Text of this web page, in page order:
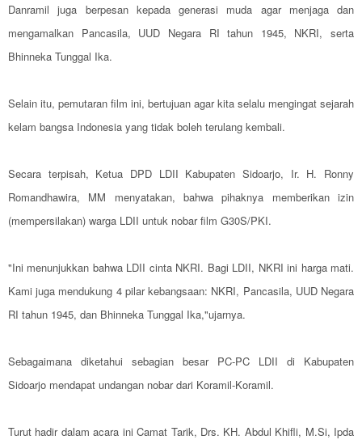
Danramil juga berpesan kepada generasi muda agar menjaga dan
mengamalkan Pancasila, UUD Negara RI tahun 1945, NKRI, serta
Bhinneka Tunggal Ika.
Selain itu, pemutaran film ini, bertujuan agar kita selalu mengingat sejarah
kelam bangsa Indonesia yang tidak boleh terulang kembali.
Secara terpisah, Ketua DPD LDII Kabupaten Sidoarjo, Ir. H. Ronny
Romandhawira, MM menyatakan, bahwa pihaknya memberikan izin
(mempersilakan) warga LDII untuk nobar film G30S/PKI.
"Ini menunjukkan bahwa LDII cinta NKRI. Bagi LDII, NKRI ini harga mati.
Kami juga mendukung 4 pilar kebangsaan: NKRI, Pancasila, UUD Negara
RI tahun 1945, dan Bhinneka Tunggal Ika,"ujarnya.
Sebagaimana diketahui sebagian besar PC-PC LDII di Kabupaten
Sidoarjo mendapat undangan nobar dari Koramil-Koramil.
Turut hadir dalam acara ini Camat Tarik, Drs. KH. Abdul Khifli, M.Si, Ipda